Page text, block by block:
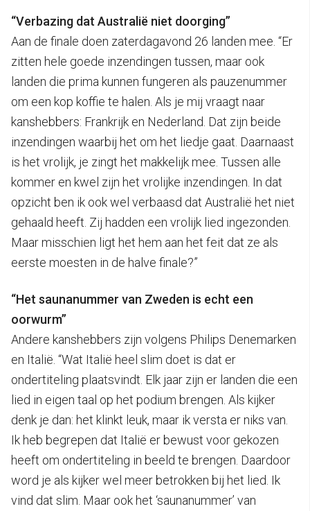
“Verbazing dat Australië niet doorging”
Aan de finale doen zaterdagavond 26 landen mee. “Er
zitten hele goede inzendingen tussen, maar ook
landen die prima kunnen fungeren als pauzenummer
om een kop koffie te halen. Als je mij vraagt naar
kanshebbers: Frankrijk en Nederland. Dat zijn beide
inzendingen waarbij het om het liedje gaat. Daarnaast
is het vrolijk, je zingt het makkelijk mee. Tussen alle
kommer en kwel zijn het vrolijke inzendingen. In dat
opzicht ben ik ook wel verbaasd dat Australië het niet
gehaald heeft. Zij hadden een vrolijk lied ingezonden.
Maar misschien ligt het hem aan het feit dat ze als
eerste moesten in de halve finale?”
“Het saunanummer van Zweden is echt een
oorwurm”
Andere kanshebbers zijn volgens Philips Denemarken
en Italië. “Wat Italië heel slim doet is dat er
ondertiteling plaatsvindt. Elk jaar zijn er landen die een
lied in eigen taal op het podium brengen. Als kijker
denk je dan: het klinkt leuk, maar ik versta er niks van.
Ik heb begrepen dat Italië er bewust voor gekozen
heeft om ondertiteling in beeld te brengen. Daardoor
word je als kijker wel meer betrokken bij het lied. Ik
vind dat slim. Maar ook het ‘saunanummer’ van